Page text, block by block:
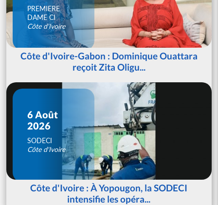
PREMIERE
DAME CI
Côte d'Ivoire
Côte d'Ivoire-Gabon : Dominique Ouattara
reçoit Zita Oligu...
6 Août
2026
SODECI
Côte d'Ivoire
Côte d'Ivoire : À Yopougon, la SODECI
intensifie les opéra...